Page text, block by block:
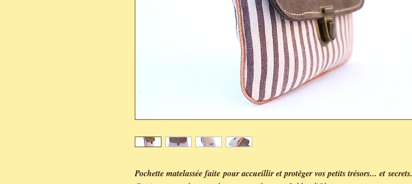
Pochette matelassée faite pour accueillir et protèger vos petits trésors... et secrets.